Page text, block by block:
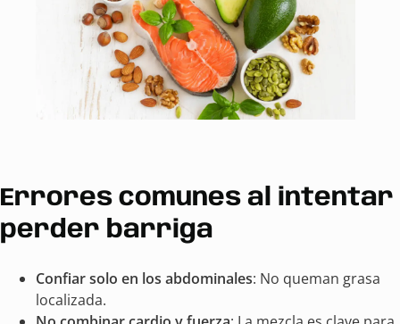
Errores comunes al intentar
perder barriga
Confiar solo en los abdominales: No queman grasa
localizada.